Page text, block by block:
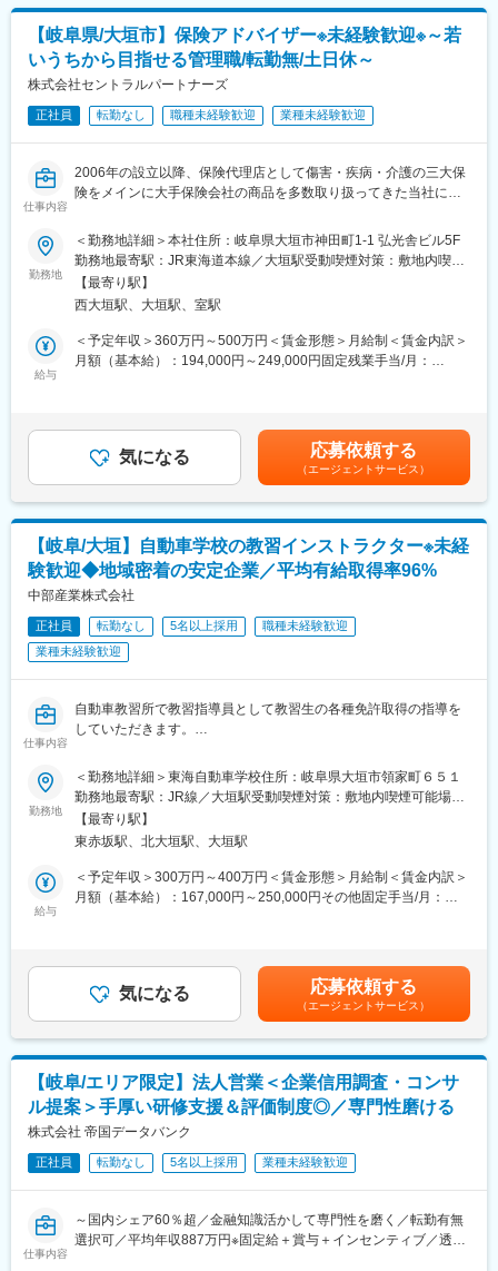
を幅広く学べる導入研修、そしてOJTによる実践的な指導を行い
ます。OJT担当の先輩社員が丁寧にサポートするため、未経験の
方でも安心して業務を習得できます。さらに、定期的な勉強会や
研修も充実しており、専門知識を着実に身につけ、継続的な成長
を目指せる環境です。
■働き方
在宅勤務やシフト勤務など柔軟な働き方を支援しています。育児
や介護などのライフイベントに合わせた勤務時間の調整が可能
で、家庭と仕事の両立を実現できます。デジタルツールを活用し
た効率的な業務プロセスの導入により、生産性の高い働き方が推
■キャリアパス
社員一人ひとりのキャリア形成を支援するさまざまな制度が整っ
ています。ジョブ・チャレンジ制度やキャリア・トランスファー
制度を活用しながら、自らのキャリアビジョンを実現することが
です。
■企業の特徴／魅力
貢献する新たな商品やサービスを提供しています。社員一人ひと
りが多様性を認め合い、個の強みを最大限発揮できる環境が整っ
ています。
変更の範囲：会社の定める業務
【岐阜県/大垣市】保険アドバイザー※未経験歓迎※～若
いうちから目指せる管理職/転勤無/土日休～
株式会社セントラルパートナーズ
正社員 転勤なし 職種未経験歓迎 業種未経験歓迎
仕事内容
2006年の設立以降、保険代理店として傷害・疾病・介護の三大保
険をメインに大手保険会社の商品を多数取り扱ってきた当社に
■業務内容：
お電話による生命保険のご案内・提案営業（内勤）
個人のお客様の現状やニーズをヒアリングし、当社が扱う豊富な
保険商品の中からお客様にピッタリなライフプランをコンサルテ
ィングします。
■当社の営業スタイル
潜在顧客リストがあり、主に電話での営業になります。１時間に
ほぼ電話でのやり取りになりますが、２割程度対面やWEB商談も
ございます。
個人に対して目標が課されるのではなく、チームごとに目標が設
業界未経験入社の社員まで幅広い層が在籍しています。
チームリーダーやより上の役職の上司があなたの成長をサポート
しますので
ライフプランニング・営業職が初めてという方もご安心くださ
い。
■入社後の流れ：
前職がサービス業や運送業界の方など、未経験の方でも活躍して
座学研修後、チームの責任者様から個別にOJTにて業務をフォロ
ーしてまいります。まず最初に保険募集人試験の資格取得いただ
■魅力
１．キャリアパス早い：メンバー⇒リーダー⇒サブマネージャー
⇒マネージャー⇒統括部長・役員のように、フラットな人事制度
となっております。
半年間で昇格された方もいらっしゃいます。20代での管理職登用
実績あり!
リをもって楽しんでます。
変更の範囲：会社の定める業務
勤務地
＜勤務地詳細＞本社住所：岐阜県大垣市神田町1-1 弘光舎ビル5F
勤務地最寄駅：JR東海道本線／大垣駅受動喫煙対策：敷地内喫煙
可能場所あり変更の範囲：会社の定める事業所
【最寄り駅】
西大垣駅、大垣駅、室駅
給与
＜予定年収＞360万円～500万円＜賃金形態＞月給制＜賃金内訳＞
月額（基本給）：194,000円～249,000円固定残業手当/月：
年収は初年度の金額となり、給与詳細は、経験・能力により加給
し、決定します。賃金はあくまでも目安の金額であり、選考を通
じて上下する可能性があります。月給(月額)は固定手当を含めた表
記です。
気になる 応募依頼する
（エージェントサービス）
【岐阜/大垣】自動車学校の教習インストラクター※未経
験歓迎◆地域密着の安定企業／平均有給取得率96%
中部産業株式会社
正社員 転勤なし 5名以上採用
職種未経験歓迎
業種未経験歓迎
仕事内容
自動車教習所で教習指導員として教習生の各種免許取得の指導を
していただきます。
■採用背景
自動車学校を起点に自動車販売、自動車修理、保険代理店に至る
まで、カーライフのすべてでフォローを行っています。60年にわ
たり大垣地域に密着した事業活動を行っており、定年退職による
社員の補充や教習生数やお客様数の増加による人員の増強となり
ます。
・教習車の洗車
・教習コースの管理
当社は1962年に自動車学校としてスタートした歴史のある地域密
着企業です。車の販売/車検/ガソリンスタンドまで自動車に関わる
事業を幅広く展開しております。自動車部門から自動車販売部
門、保険部門まで担っており、顧客のカーライフに寄り添うこと
が可能です。実際に免許取得から保険購入までを同社で行う顧客
は多い点も同社の魅力です。
変更の範囲：会社の定める業務
勤務地
＜勤務地詳細＞東海自動車学校住所：岐阜県大垣市領家町６５１
勤務地最寄駅：JR線／大垣駅受動喫煙対策：敷地内喫煙可能場所
あり変更の範囲：会社の定める事業所
【最寄り駅】
東赤坂駅、北大垣駅、大垣駅
給与
＜予定年収＞300万円～400万円＜賃金形態＞月給制＜賃金内訳＞
月額（基本給）：167,000円～250,000円その他固定手当/月：
については実残業時間での支給となりますので残業時間に応じて
変動します。※通勤手当については、ご自宅から会社までの距離に
より変動します。賃金はあくまでも目安の金額であり、選考を通
じて上下する可能性があります。月給(月額)は固定手当を含めた表
記です。
気になる 応募依頼する
（エージェントサービス）
【岐阜/エリア限定】法人営業＜企業信用調査・コンサ
ル提案＞手厚い研修支援＆評価制度◎／専門性磨ける
株式会社 帝国データバンク
正社員 転勤なし 5名以上採用 業種未経験歓迎
仕事内容
～国内シェア60％超／金融知識活かして専門性を磨く／転勤有無
選択可／平均年収887万円※固定給＋賞与＋インセンティブ／透明